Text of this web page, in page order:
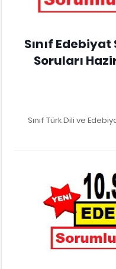
10. Sınıf
Soruları
11. Sınıf Türk Dili ve